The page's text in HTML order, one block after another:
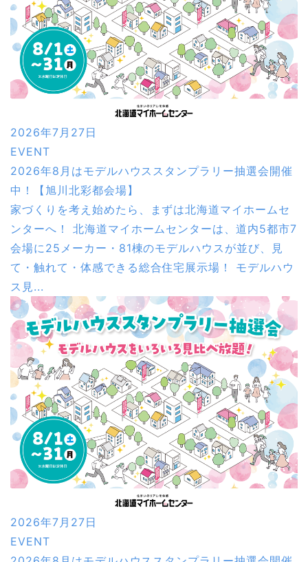
2026年7月27日
EVENT
2026年8月はモデルハウススタンプラリー抽選会開催
中！【旭川北彩都会場】
家づくりを考え始めたら、まずは北海道マイホームセ
ンターへ！ 北海道マイホームセンターは、道内5都市7
会場に25メーカー・81棟のモデルハウスが並び、見
て・触れて・体感できる総合住宅展示場！ モデルハウ
ス見...
2026年7月27日
EVENT